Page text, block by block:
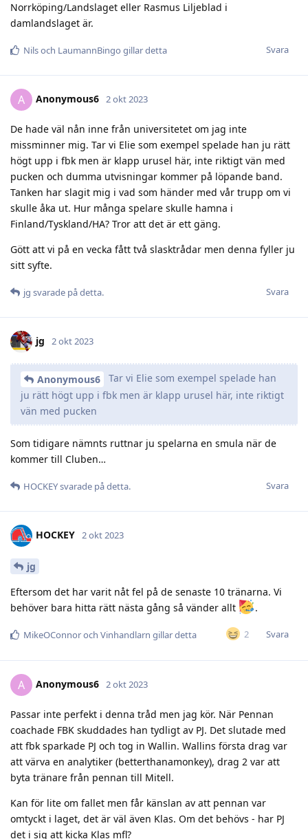
Norrköping/Landslaget eller Rasmus Liljeblad i
damlandslaget är.
Svara
Nilsoch LaumannBingo gillar detta
A Anonymous6 2 okt 2023
De hade väl nån inne från universitetet om jag inte
missminner mig. Tar vi Elie som exempel spelade han ju rätt
högt upp i fbk men är klapp urusel här, inte riktigt vän med
pucken och dumma utvisningar kommer på löpande band.
Tanken har slagit mig i vad som händer med vår trupp om vi
skulle åka ut. Hur många spelare skulle hamna i
Finland/Tyskland/HA? Tror att det är ett gäng.
Gött att vi på en vecka fått två slasktrådar men denna fyller ju
sitt syfte.
Svara
jg svarade på detta.
jg 2 okt 2023
Anonymous6
Tar vi Elie som exempel spelade han
ju rätt högt upp i fbk men är klapp urusel här, inte riktigt
vän med pucken
Som tidigare nämnts ruttnar ju spelarna en smula när de
kommer till Cluben…
Svara
HOCKEYsvarade på detta.
HOCKEY 2 okt 2023
jg
Eftersom det har varit nåt fel på de senaste 10 tränarna. Vi
behöver bara hitta rätt nästa gång så vänder allt
.
2 Svara
MikeOConnoroch Vinhandlarn gillar detta
A Anonymous6 2 okt 2023
Passar inte perfekt i denna tråd men jag kör. När Pennan
coachade FBK skuddades han tydligt av PJ. Det slutade med
att fbk sparkade PJ och tog in Wallin. Wallins första drag var
att värva en analytiker (betterthanamonkey), drag 2 var att
byta tränare från pennan till Mitell.
Kan för lite om fallet men får känslan av att pennan var
omtyckt i laget, det är väl även Klas. Om det behövs - har PJ
det i sig att kicka Klas mfl?